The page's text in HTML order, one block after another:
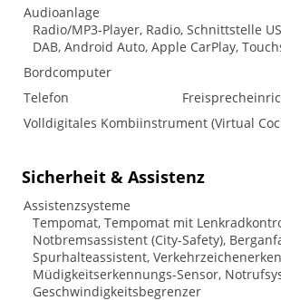
Audioanlage
Radio/MP3-Player, Radio, Schnittstelle
DAB, Android Auto, Apple CarPlay,
Bordcomputer
Telefon
Volldigitales Kombiinstrument (Virtual
Sicherheit & Assistenz
Assistenzsysteme
Tempomat, Tempomat mit
Notbremsassistent (City-Safety),
Spurhalteassistent,
Müdigkeitserkennungs-Sensor,
Geschwindigkeitsbegrenzer